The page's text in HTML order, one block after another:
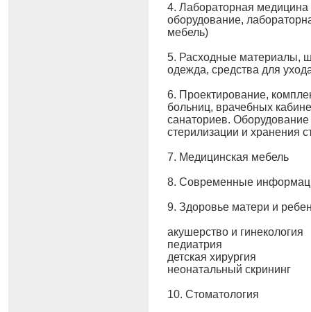
4. Лабораторная медицина
оборудование,
мебель)
5. Расходные материалы,
одежда, средства для
6. Проектирование,
больниц, врачебных
санаториев.
стерилизации и хранения
7. Медицинская мебель
8. Современные
9. Здоровье матери и
акушерство и гинекология
педиатрия
детская хирургия
неонатальный скрининг
10. Стоматология